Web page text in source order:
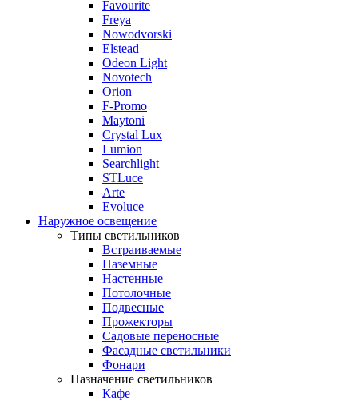
Favourite
Freya
Nowodvorski
Elstead
Odeon Light
Novotech
Orion
F-Promo
Maytoni
Crystal Lux
Lumion
Searchlight
STLuce
Arte
Evoluce
Наружное освещение
Типы светильников
Встраиваемые
Наземные
Настенные
Потолочные
Подвесные
Прожекторы
Садовые переносные
Фасадные светильники
Фонари
Назначение светильников
Кафе